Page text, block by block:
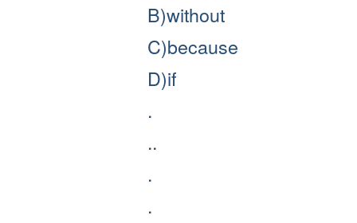
B)without
C)because
D)if
.
..
.
.